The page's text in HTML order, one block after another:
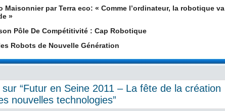
Maisonnier par Terra eco: « Comme l’ordinateur, la robotique va
»
Pôle De Compétitivité : Cap Robotique
Robots de Nouvelle Génération
“Futur en Seine 2011 – La fête de la création
nouvelles technologies”